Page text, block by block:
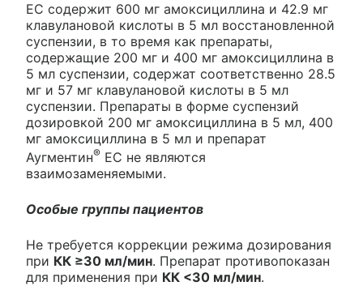
ЕС содержит 600 мг амоксициллина и 42.9 мг
клавулановой кислоты в 5 мл восстановленной
суспензии, в то время как препараты,
содержащие 200 мг и 400 мг амоксициллина в
5 мл суспензии, содержат соответственно 28.5
мг и 57 мг клавулановой кислоты в 5 мл
суспензии. Препараты в форме суспензий
дозировкой 200 мг амоксициллина в 5 мл, 400
мг амоксициллина в 5 мл и препарат
Аугментин® ЕС не являются
взаимозаменяемыми.
Особые группы пациентов
Не требуется коррекции режима дозирования
при КК ≥30 мл/мин. Препарат противопоказан
для применения при КК <30 мл/мин.